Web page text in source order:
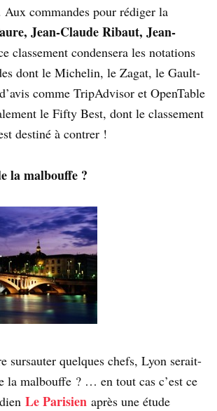
Aux commandes pour rédiger la
Jean-Claude Ribaut, Jean-
classement condensera les notations
dont le Michelin, le Zagat, le Gault-
comme TripAdvisor et OpenTable
le Fifty Best, dont le classement
destiné à contrer !
la malbouffe ?
sursauter quelques chefs, Lyon serait-
la malbouffe ? … en tout cas c’est ce
Le Parisien après une étude